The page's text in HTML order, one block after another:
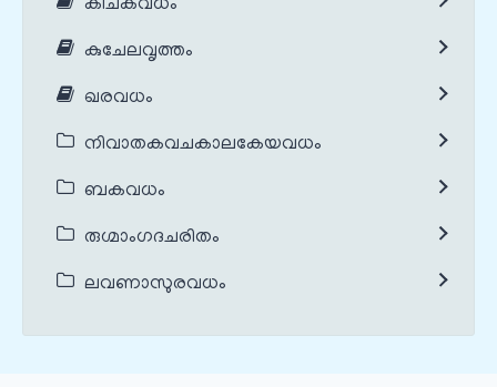
കീചകവധം
കുചേലവൃത്തം
ഖരവധം
നിവാതകവചകാലകേയവധം
ബകവധം
രുഗ്മാംഗദചരിതം
ലവണാസുരവധം